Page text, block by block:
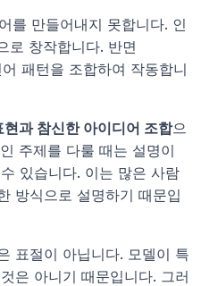
를 만들어내지 못합니다. 인
로 창작합니다. 반면
패턴을 조합하여 작동합니
현과 참신한 아이디어 조합으
주제를 다룰 때는 설명이
있습니다. 이는 많은 사람
방식으로 설명하기 때문입
표절이 아닙니다. 모델이 특
은 아니기 때문입니다. 그러